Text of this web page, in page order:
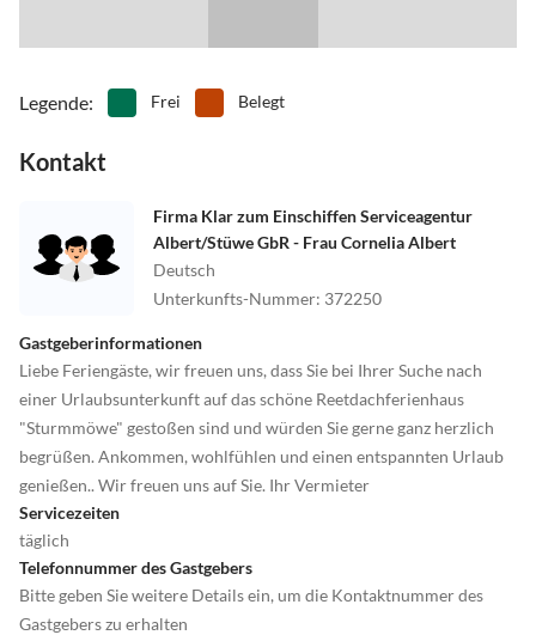
Legende: Frei Belegt
Kontakt
Firma Klar zum Einschiffen Serviceagentur
Albert/Stüwe GbR - Frau Cornelia Albert
Deutsch
Unterkunfts-Nummer: 372250
Gastgeberinformationen
Liebe Feriengäste, wir freuen uns, dass Sie bei Ihrer Suche nach
einer Urlaubsunterkunft auf das schöne Reetdachferienhaus
"Sturmmöwe" gestoßen sind und würden Sie gerne ganz herzlich
begrüßen. Ankommen, wohlfühlen und einen entspannten Urlaub
genießen.. Wir freuen uns auf Sie. Ihr Vermieter
Servicezeiten
täglich
Telefonnummer des Gastgebers
Bitte geben Sie weitere Details ein, um die Kontaktnummer des
Gastgebers zu erhalten